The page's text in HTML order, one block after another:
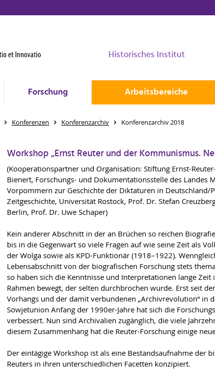
Historisches Institut
Forschung Arbeitsbereiche
Konferenzen Konferenzarchiv Konferenzarchiv 2018
Workshop „Ernst Reuter und der Kommunismus.
(Kooperationspartner und Organisation: Stiftung Ernst-
Bienert, Forschungs- und Dokumentationsstelle des Landes
Vorpommern zur Geschichte der Diktaturen in Deutschland/
Zeitgeschichte, Universität Rostock, Prof. Dr. Stefan
Berlin, Prof. Dr. Uwe Schaper)
Kein anderer Abschnitt in der an Brüchen so reichen
bis in die Gegenwart so viele Fragen auf wie seine Zeit als
der Wolga sowie als KPD-Funktionär (1918–1922).
Lebensabschnitt von der biografischen Forschung stets
so haben sich die Kenntnisse und Interpretationen lange Zeit
Rahmen bewegt, der selten durchbrochen wurde. Erst seit
Vorhangs und der damit verbundenen „Archivrevolution“ in
Sowjetunion Anfang der 1990er-Jahre hat sich die
verbessert. Nun sind Archivalien zugänglich, die viele
diesem Zusammenhang hat die Reuter-Forschung einige
Der eintägige Workshop ist als eine Bestandsaufnahme der
Reuters in ihren unterschiedlichen Facetten konzipiert.